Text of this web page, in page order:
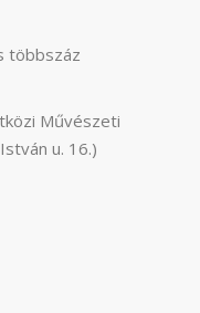
többszáz
Művészeti
u. 16.)